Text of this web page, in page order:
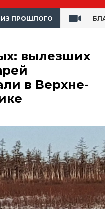
ПРОШЛОГО
вылезших
в Верхне-